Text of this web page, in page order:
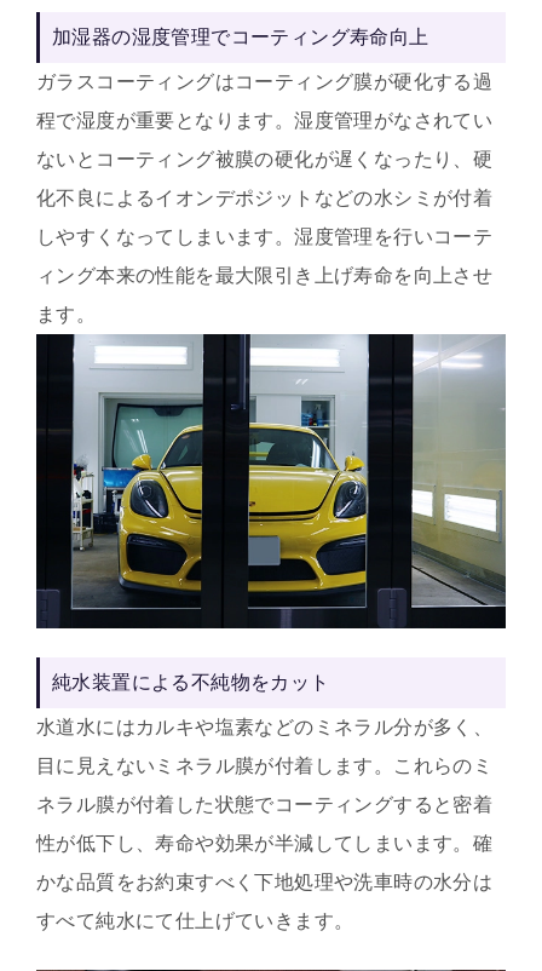
加湿器の湿度管理でコーティング寿命向上
ガラスコーティングはコーティング膜が硬化する過
程で湿度が重要となります。湿度管理がなされてい
ないとコーティング被膜の硬化が遅くなったり、硬
化不良によるイオンデポジットなどの水シミが付着
しやすくなってしまいます。湿度管理を行いコーテ
ィング本来の性能を最大限引き上げ寿命を向上させ
ます。
純水装置による不純物をカット
水道水にはカルキや塩素などのミネラル分が多く、
目に見えないミネラル膜が付着します。これらのミ
ネラル膜が付着した状態でコーティングすると密着
性が低下し、寿命や効果が半減してしまいます。確
かな品質をお約束すべく下地処理や洗車時の水分は
すべて純水にて仕上げていきます。